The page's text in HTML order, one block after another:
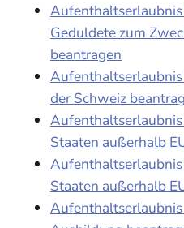
Geduldete zum
beantragen
der Schweiz
Staaten außerhalb
Staaten außerhalb